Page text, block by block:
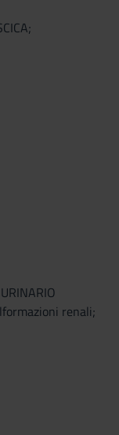
renali;